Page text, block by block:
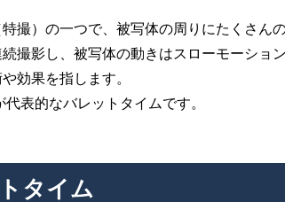
撮）の一つで、被写体の周りにたくさん
撮影し、被写体の動きはスローモーショ
効果を指します。
表的なバレットタイムです。
タイム